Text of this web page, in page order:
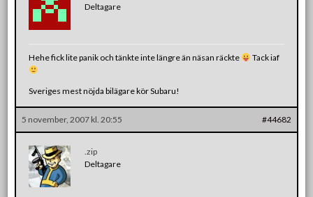
Deltagare
Hehe fick lite panik och tänkte inte längre än näsan räckte Tack iaf
Sveriges mest nöjda bilägare kör Subaru!
5 november, 2007 kl. 20:55 #44682
.zip
Deltagare